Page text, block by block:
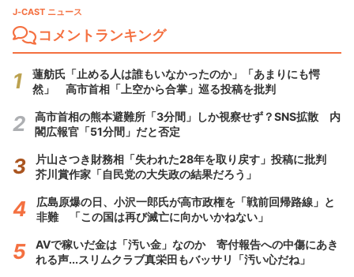
J-CAST ニュース
コメントランキング
蓮舫氏「止める人は誰もいなかったのか」「あまりにも愕
然」 高市首相「上空から合掌」巡る投稿を批判
高市首相の熊本避難所「3分間」しか視察せず？SNS拡散 内
閣広報官「51分間」だと否定
片山さつき財務相「失われた28年を取り戻す」投稿に批判
芥川賞作家「自民党の大失政の結果だろう」
広島原爆の日、小沢一郎氏が高市政権を「戦前回帰路線」と
非難 「この国は再び滅亡に向かいかねない」
AVで稼いだ金は「汚い金」なのか 寄付報告への中傷にあき
れる声...スリムクラブ真栄田もバッサリ「汚い心だね」